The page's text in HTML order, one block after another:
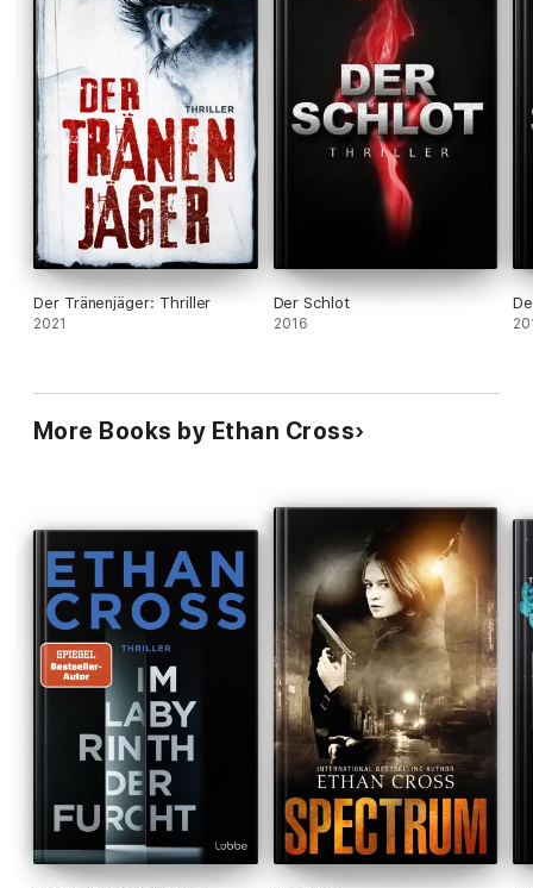
Der Tränenjäger: Thriller
2021
Der Schlot
2016
More Books by Ethan Cross